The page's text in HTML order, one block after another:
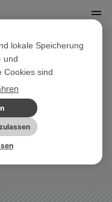
– Meine
Marić
lokale Speicherung
und
Cookies sind